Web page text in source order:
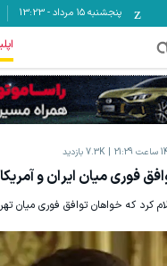
پنجشنبه ۱۵ مرداد -
13:23
7.3K بازدید
فوری میان ایران و
کرد که خواهان توافق فوری میان